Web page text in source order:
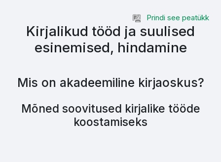
Prindi see peatükk
Kirjalikud tööd ja suulised
esinemised, hindamine
Mis on akadeemiline kirjaoskus?
Mõned soovitused kirjalike tööde
koostamiseks